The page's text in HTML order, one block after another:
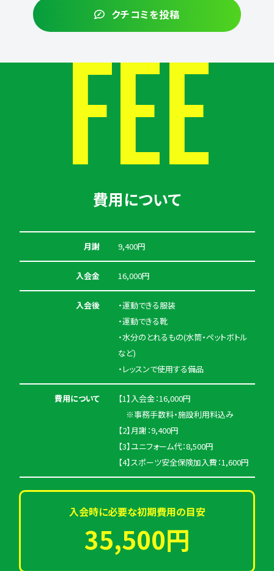
クチコミを投稿
FEE
費用について
月謝 9,400円
入会金 16,000円
入会後
・運動できる服装
・運動できる靴
・水分のとれるもの(水筒・ペットボトル
など)
・レッスンで使用する備品
費用について
【1】入会金：16,000円
※事務手数料・施設利用料込み
【2】月謝：9,400円
【3】ユニフォーム代：8,500円
【4】スポーツ安全保険加入費：1,600円
入会時に必要な初期費用の目安
35,500円